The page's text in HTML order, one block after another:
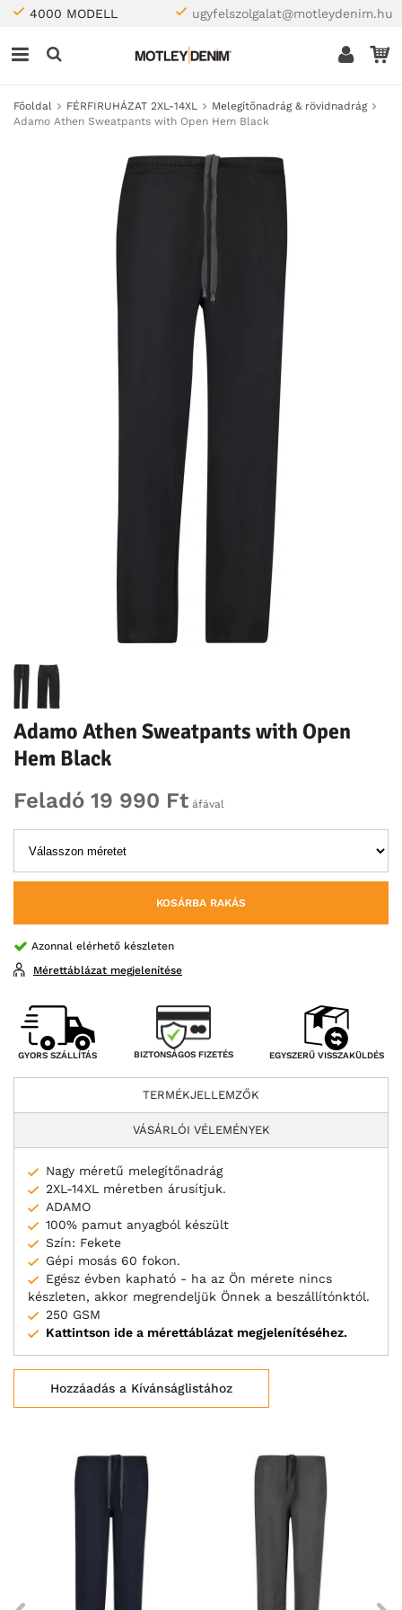
4000 MODELL ugyfelszolgalat@motleydenim.hu
Főoldal FÉRFIRUHÁZAT 2XL-14XL
Melegítőnadrág & rövidnadrág
Adamo Athen Sweatpants with Open Hem Black
Adamo Athen Sweatpants with Open
Hem Black
Feladó 19 990 Ft áfával
KOSÁRBA RAKÁS
Azonnal elérhető készleten
Mérettáblázat megjelenítése
GYORS SZÁLLÍTÁS BIZTONSÁGOS FIZETÉS EGYSZERŰ VISSZAKÜLDÉS
TERMÉKJELLEMZŐK
VÁSÁRLÓI VÉLEMÉNYEK
Nagy méretű melegítőnadrág
2XL-14XL méretben árusítjuk.
ADAMO
100% pamut anyagból készült
Szín: Fekete
Gépi mosás 60 fokon.
Egész évben kapható - ha az Ön mérete nincs
készleten, akkor megrendeljük Önnek a beszállítónktól.
250 GSM
Kattintson ide a mérettáblázat megjelenítéséhez.
Hozzáadás a Kívánságlistához